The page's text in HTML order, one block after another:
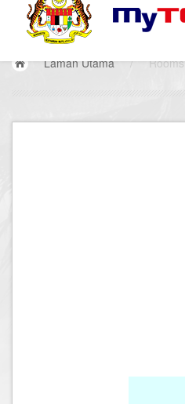
Laman Utama / Rooms